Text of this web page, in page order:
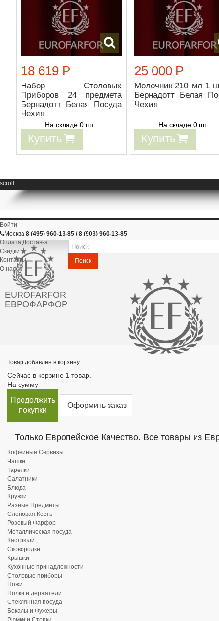
18 619 Р
Набор Столовых
Приборов 24 предмета
Бернадотт Белая Посуда
Чехия
На складе 0 шт
Купить
25 000 Р
Молочник 210 мл 1
Бернадотт Белая
Чехия
На складе 0 шт
Купить
scroll
Войти
Москва 8 (495) 960-13-85 / 8 (903) 960-13-85
Оплата Доставка
Скидки
Контакты
О нас
EUROFARFOR
ЕВРОФАРФОР
Поиск
Товар добавлен в корзину
Сейчас в корзине 1 товар.
На сумму
Продолжить
покупки
Оформить заказ
Только Европейское Качество. Все товары из
Кофейные Сервизы
Чашки
Тарелки
Салатники
Блюда
Кружки
Разные Предметы
Слоновая Кость
Розовый Фарфор
Металлическая посуда
Кастрюли
Сковородки
Крышки
Кухонные принадлежности
Столовые приборы
Ножи
Полки и держатели
Стеклянная посуда
Бокалы и Фужеры
Рюмки и Стопки